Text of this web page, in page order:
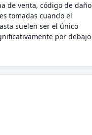
de venta, código de daño
tomadas cuando el
suelen ser el único
por debajo